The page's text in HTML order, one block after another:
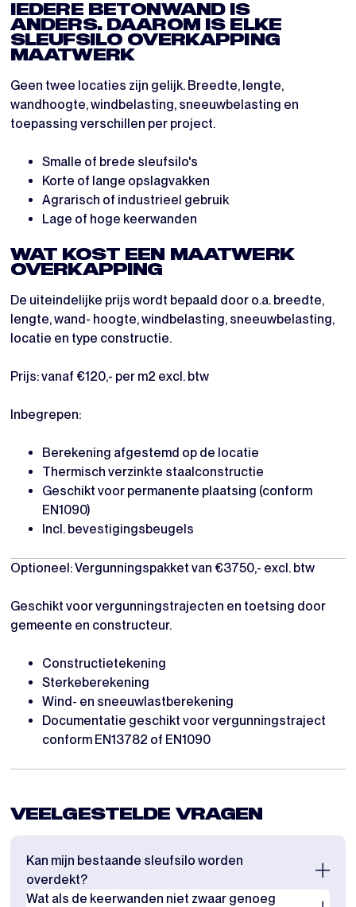
IEDERE BETONWAND IS
ANDERS. DAAROM IS ELKE
SLEUFSILO OVERKAPPING
MAATWERK
Geen twee locaties zijn gelijk. Breedte, lengte,
wandhoogte, windbelasting, sneeuwbelasting en
toepassing verschillen per project.
Smalle of brede sleufsilo's
Korte of lange opslagvakken
Agrarisch of industrieel gebruik
Lage of hoge keerwanden
WAT KOST EEN MAATWERK
OVERKAPPING
De uiteindelijke prijs wordt bepaald door o.a. breedte,
lengte, wand- hoogte, windbelasting, sneeuwbelasting,
locatie en type constructie.
Prijs: vanaf €120,- per m2 excl. btw
Inbegrepen:
Berekening afgestemd op de locatie
Thermisch verzinkte staalconstructie
Geschikt voor permanente plaatsing (conform
EN1090)
Incl. bevestigingsbeugels
Optioneel: Vergunningspakket van €3750,- excl. btw
Geschikt voor vergunningstrajecten en toetsing door
gemeente en constructeur.
Constructietekening
Sterkeberekening
Wind- en sneeuwlastberekening
Documentatie geschikt voor vergunningstraject
conform EN13782 of EN1090
VEELGESTELDE VRAGEN
Kan mijn bestaande sleufsilo worden
overdekt?
Wat als de keerwanden niet zwaar genoeg